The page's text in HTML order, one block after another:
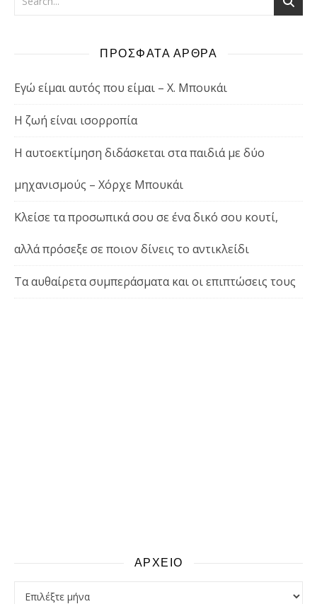
ΠΡΟΣΦΑΤΑ ΑΡΘΡΑ
Εγώ είμαι αυτός που είμαι – Χ. Μπουκάι
Η ζωή είναι ισορροπία
Η αυτοεκτίμηση διδάσκεται στα παιδιά με δύο
μηχανισμούς – Χόρχε Μπουκάι
Κλείσε τα προσωπικά σου σε ένα δικό σου κουτί,
αλλά πρόσεξε σε ποιον δίνεις το αντικλείδι
Τα αυθαίρετα συμπεράσματα και οι επιπτώσεις τους
ΑΡΧΕΙΟ